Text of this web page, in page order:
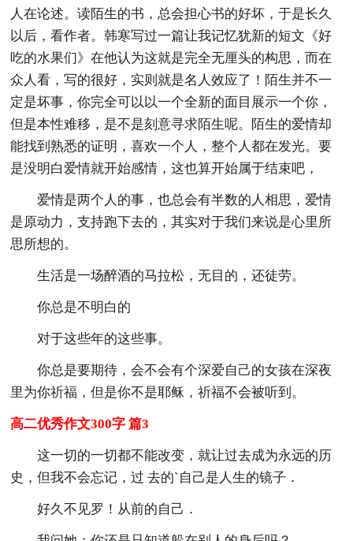
人在论述。读陌生的书，总会担心书的好坏，于是长久
以后，看作者。韩寒写过一篇让我记忆犹新的短文《好
吃的水果们》在他认为这就是完全无厘头的构思，而在
众人看，写的很好，实则就是名人效应了！陌生并不一
定是坏事，你完全可以以一个全新的面目展示一个你，
但是本性难移，是不是刻意寻求陌生呢。陌生的爱情却
能找到熟悉的证明，喜欢一个人，整个人都在发光。要
是没明白爱情就开始感情，这也算开始属于结束吧，
爱情是两个人的事，也总会有半数的人相思，爱情
是原动力，支持跑下去的，其实对于我们来说是心里所
思所想的。
生活是一场醉酒的马拉松，无目的，还徒劳。
你总是不明白的
对于这些年的这些事。
你总是要期待，会不会有个深爱自己的女孩在深夜
里为你祈福，但是你不是耶稣，祈福不会被听到。
高二优秀作文300字 篇3
这一切的一切都不能改变，就让过去成为永远的历
史，但我不会忘记，过 去的`自己是人生的镜子．
好久不见罗！从前的自己．